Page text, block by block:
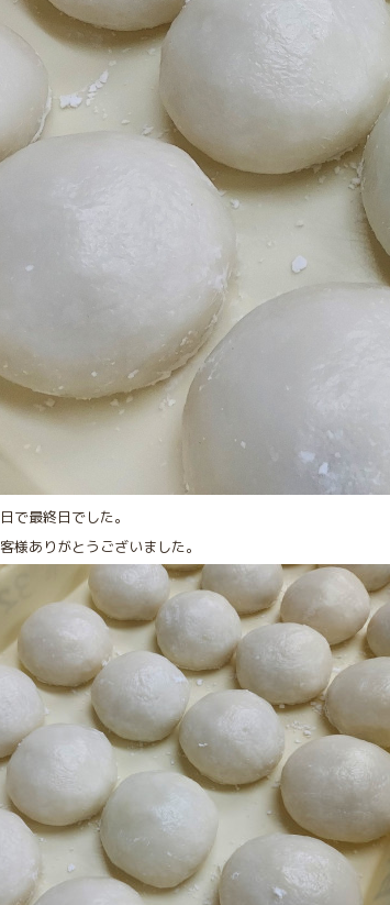
で最終日でした。
様ありがとうございました。